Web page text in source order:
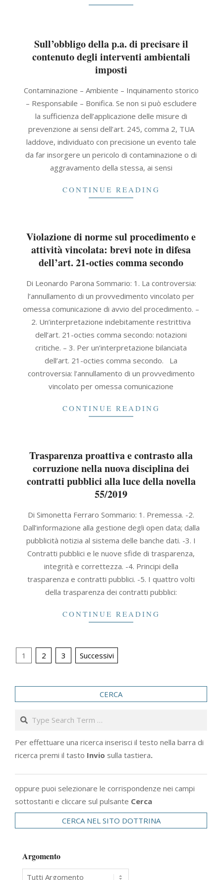
Sull’obbligo della p.a. di precisare il
contenuto degli interventi ambientali
imposti
11-
Contaminazione – Ambiente – Inquinamento storico
– Responsabile – Bonifica. Se non si può escludere
la sufficienza dell’applicazione delle misure di
prevenzione ai sensi dell’art. 245, comma 2, TUA
laddove, individuato con precisione un evento tale
da far insorgere un pericolo di contaminazione o di
aggravamento della stessa, ai sensi
CONTINUE READING
Violazione di norme sul procedimento e
attività vincolata: brevi note in difesa
dell’art. 21-octies comma secondo
11-
19
Di Leonardo Parona Sommario: 1. La controversia:
l’annullamento di un provvedimento vincolato per
omessa comunicazione di avvio del procedimento. –
2. Un’interpretazione indebitamente restrittiva
dell’art. 21-octies comma secondo: notazioni
critiche. – 3. Per un’interpretazione bilanciata
dell’art. 21-octies comma secondo. La
controversia: l’annullamento di un provvedimento
vincolato per omessa comunicazione
CONTINUE READING
Trasparenza proattiva e contrasto alla
corruzione nella nuova disciplina dei
contratti pubblici alla luce della novella
55/2019
11-
19
Di Simonetta Ferraro Sommario: 1. Premessa. -2.
Dall’informazione alla gestione degli open data; dalla
pubblicità notizia al sistema delle banche dati. -3. I
Contratti pubblici e le nuove sfide di trasparenza,
integrità e correttezza. -4. Principi della
trasparenza e contratti pubblici. -5. I quattro volti
della trasparenza dei contratti pubblici:
CONTINUE READING
Paginazione
articoli
1 2 3 Successivi
CERCA
Search
Per effettuare una ricerca inserisci il testo nella barra di
ricerca premi il tasto Invio sulla tastiera.
oppure puoi selezionare le corrispondenze nei campi
sottostanti e cliccare sul pulsante Cerca
CERCA NEL SITO DOTTRINA
Argomento